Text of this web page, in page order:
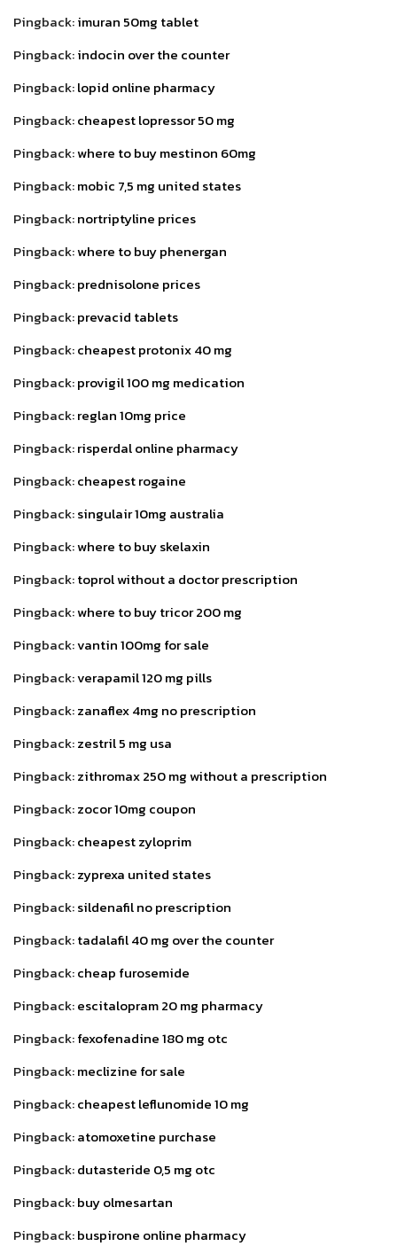
Pingback:imuran 50mg tablet
Pingback:indocin over the counter
Pingback:lopid online pharmacy
Pingback:cheapest lopressor 50 mg
Pingback:where to buy mestinon 60mg
Pingback:mobic 7,5 mg united states
Pingback:nortriptyline prices
Pingback:where to buy phenergan
Pingback:prednisolone prices
Pingback:prevacid tablets
Pingback:cheapest protonix 40 mg
Pingback:provigil 100 mg medication
Pingback:reglan 10mg price
Pingback:risperdal online pharmacy
Pingback:cheapest rogaine
Pingback:singulair 10mg australia
Pingback:where to buy skelaxin
Pingback:toprol without a doctor prescription
Pingback:where to buy tricor 200 mg
Pingback:vantin 100mg for sale
Pingback:verapamil 120 mg pills
Pingback:zanaflex 4mg no prescription
Pingback:zestril 5 mg usa
Pingback:zithromax 250 mg without a prescription
Pingback:zocor 10mg coupon
Pingback:cheapest zyloprim
Pingback:zyprexa united states
Pingback:sildenafil no prescription
Pingback:tadalafil 40 mg over the counter
Pingback:cheap furosemide
Pingback:escitalopram 20 mg pharmacy
Pingback:fexofenadine 180 mg otc
Pingback:meclizine for sale
Pingback:cheapest leflunomide 10 mg
Pingback:atomoxetine purchase
Pingback:dutasteride 0,5 mg otc
Pingback:buy olmesartan
Pingback:buspirone online pharmacy